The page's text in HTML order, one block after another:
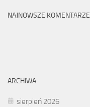
NAJNOWSZE KOMENTARZE
ARCHIWA
sierpień 2026